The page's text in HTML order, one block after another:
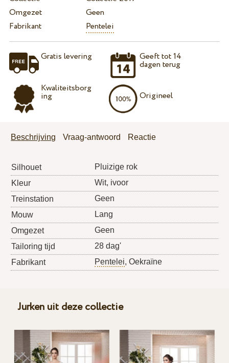
Omgezet
Geen
Fabrikant
Pentelei
Gratis levering
Kwaliteitsborg
ing
Geeft tot 14
dagen terug
Origineel
Beschrijving Vraag-antwoord Reactie
Silhouet
Pluizige rok
Kleur
Wit, ivoor
Treinstation
Geen
Mouw
Lang
Omgezet
Geen
Tailoring tijd
28 dag'
Fabrikant
Pentelei, Oekraïne
Jurken uit deze collectie